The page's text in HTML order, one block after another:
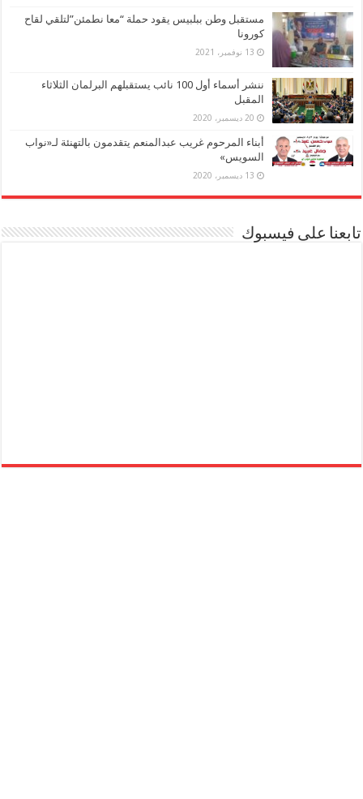
مستقبل وطن ببلبيس يقود حملة “معا نطمئن”لتلقي لقاح
كورونا
13 نوفمبر، 2021
ننشر أسماء أول 100 نائب يستقبلهم البرلمان الثلاثاء
المقبل
20 ديسمبر، 2020
أبناء المرحوم غريب عبدالمنعم يتقدمون بالتهنئة لـ«نواب
السويس»
13 ديسمبر، 2020
تابعنا على فيسبوك